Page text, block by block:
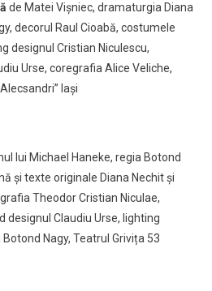
de Matei Vișniec, dramaturgia Diana
decorul Raul Cioabă, costumele
designul Cristian Niculescu,
Urse, coregrafia Alice Veliche,
Iași
lui Michael Haneke, regia Botond
și texte originale Diana Nechit și
Theodor Cristian Niculae,
designul Claudiu Urse, lighting
Nagy, Teatrul Grivița 53